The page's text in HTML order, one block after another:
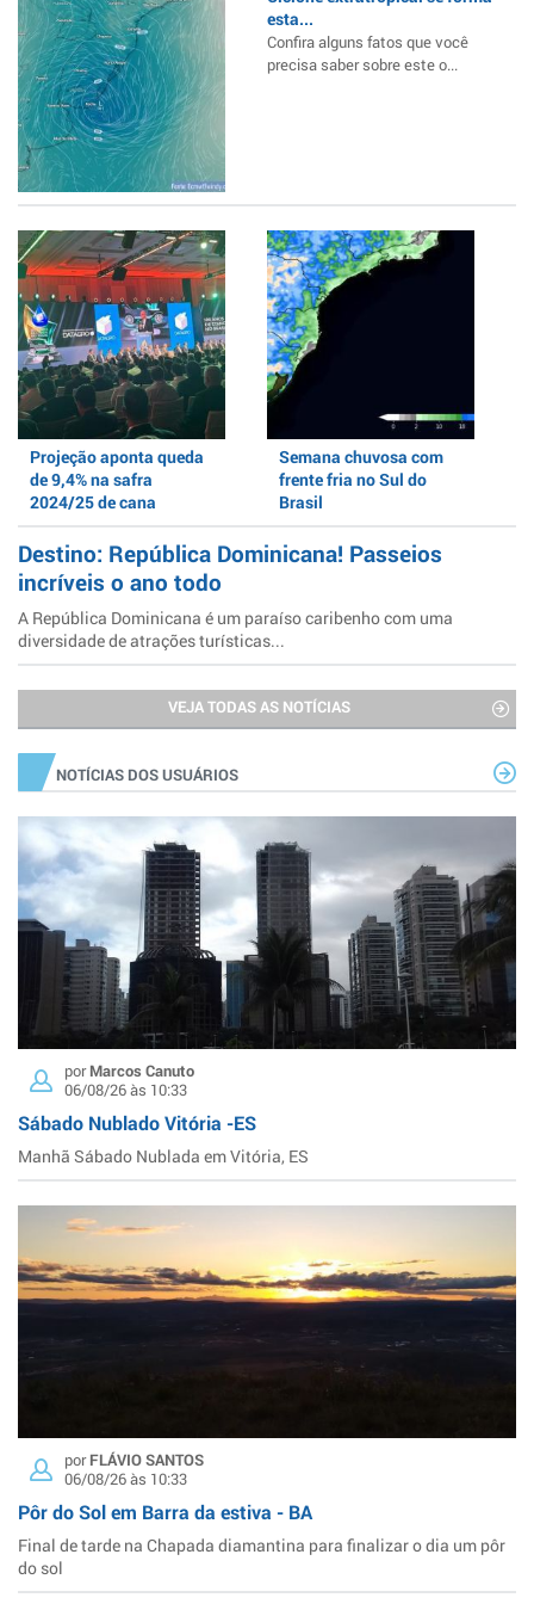
esta...
Confira alguns fatos que você
precisa saber sobre este o...
Projeção aponta queda
de 9,4% na safra
2024/25 de cana
Semana chuvosa com
frente fria no Sul do
Brasil
Destino: República Dominicana! Passeios
incríveis o ano todo
A República Dominicana é um paraíso caribenho com uma
diversidade de atrações turísticas...
VEJA TODAS AS NOTÍCIAS
NOTÍCIAS DOS USUÁRIOS
porMarcos Canuto
06/08/26 às 10:33
Sábado Nublado Vitória -ES
Manhã Sábado Nublada em Vitória, ES
porFLÁVIO SANTOS
06/08/26 às 10:33
Pôr do Sol em Barra da estiva - BA
Final de tarde na Chapada diamantina para finalizar o dia um pôr
do sol